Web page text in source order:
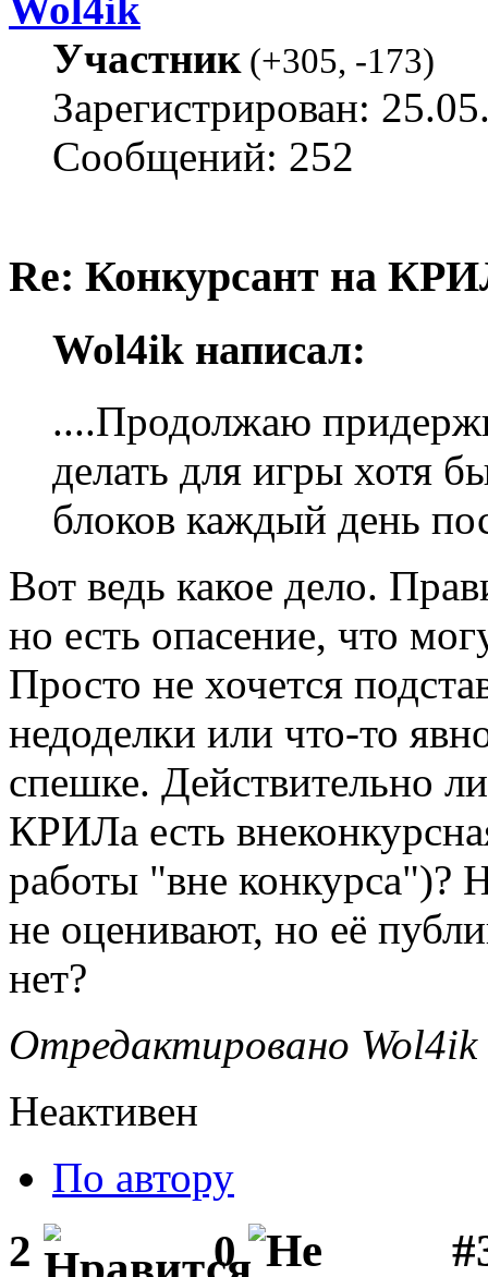
Участник(+305, -173)
Зарегистрирован:
Сообщений: 252
Re: Конкурсант на
Wol4ik написал:
....Продолжаю
делать для игры хотя
блоков каждый день
Вот ведь какое дело.
но есть опасение, что
Просто не хочется
недоделки или что-то
спешке. Действительно
КРИЛа есть
работы "вне конкурса")?
не оценивают, но её
нет?
Отредактировано
Неактивен
По автору
2 0